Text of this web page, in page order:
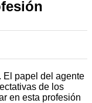
El papel del agente
de los
en esta profesión